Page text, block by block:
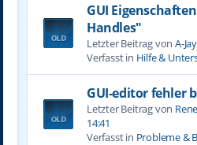
GUI
Handles"
Letzter Beitrag von A-Jay
Verfasst in Hilfe &
GUI-editor fehler
Letzter Beitrag von
14:41
Verfasst in Probleme &